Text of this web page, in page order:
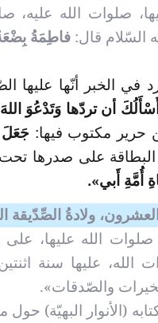
صلوات الله
السّلام قال: فاطِمَةُ
في الخبر أنّها عليها
أَسْأَلُكَ أن تردّها وَتَدْعُوَ
حرير مكتوب فيها: جَعَلَ
على صدرها
أُمَّةِ أَبي».
ولادةُ الصِّدّيقة
الله عليها، على
الله، عليها سنة
والصّدقات».
(الأنوار البهيّة) حول